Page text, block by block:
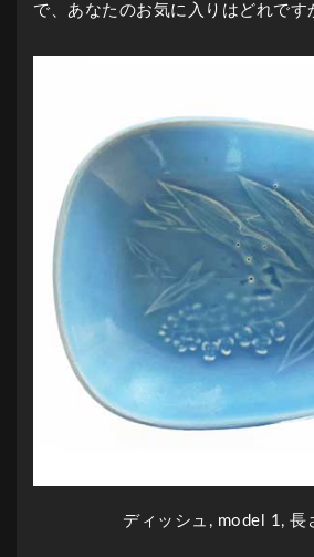
で、あなたのお気に入りはどれです
ディッシュ, model 1, 長